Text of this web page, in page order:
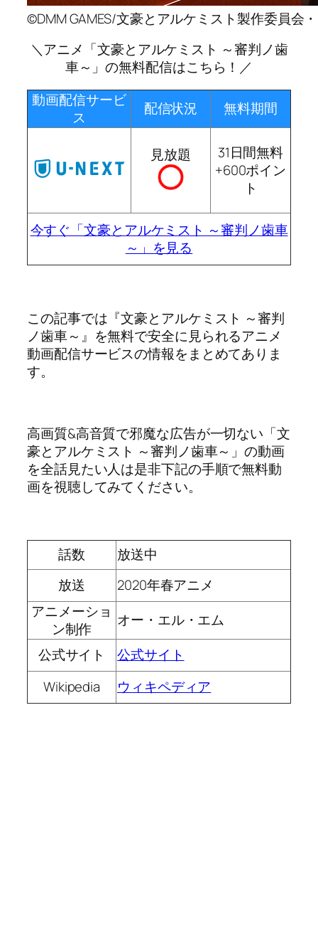
©DMM GAMES/文豪とアルケミスト製作委員会
＼アニメ「文豪とアルケミスト ～審判ノ歯
車～」の無料配信はこちら！／
動画配信サービ
ス
配信状況 無料期間
見放題
31日間無料
+600ポイン
ト
今すぐ「文豪とアルケミスト ～審判ノ歯車
～」を見る
この記事では『文豪とアルケミスト ～審判
ノ歯車～』を無料で安全に見られるアニメ
動画配信サービスの情報をまとめてありま
す。
高画質&高音質で邪魔な広告が一切ない「文
豪とアルケミスト ～審判ノ歯車～」の動画
を全話見たい人は是非下記の手順で無料動
画を視聴してみてください。
話数
放送中
放送
2020年春アニメ
アニメーショ
ン制作
オー・エル・エム
公式サイト
公式サイト
Wikipedia
ウィキペディア